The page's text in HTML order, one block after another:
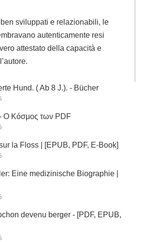
sviluppati e relazionabili, le
autenticamente resi
attestato della capacità e
Hund. ( Ab 8 J.). - Bücher
- Ο Κόσμος των PDF
la Floss | [EPUB, PDF, E-Book]
Eine medizinische Biographie |
devenu berger - [PDF, EPUB,